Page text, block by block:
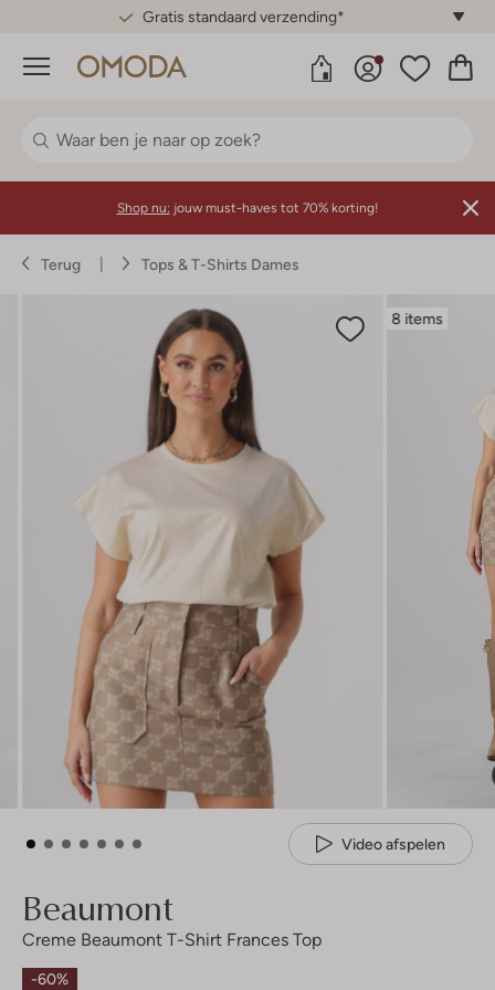
Gratis standaard verzending*
Menu
Shop nu: jouw must-haves tot 70% korting!
Terug Tops & T-Shirts Dames
8 items
Video afspelen
Beaumont
Creme Beaumont T-Shirt Frances Top
-60%